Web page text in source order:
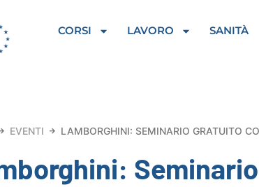
CORSI LAVORO SANITÀ
EVENTI LAMBORGHINI: SEMINARIO GRATUITO